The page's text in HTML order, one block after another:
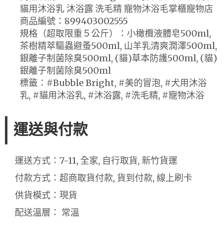
貓用沐浴乳 沐浴露 洗毛精 寵物沐浴毛掌櫃寵物店
商品編號：899403002555
規格（超取限重５公斤）：小橄欖液體皂500ml,
茶樹精萃驅蟲避蚤500ml, 山羊乳清爽潤澤500ml,
銀離子制菌除臭500ml, (貓)草本防護500ml, (貓)
銀離子制菌除臭500ml
標籤：#Bubble Bright, #美的冒泡, #犬用沐浴
乳, #貓用沐浴乳, #沐浴露, #洗毛精, #寵物沐浴
運送與付款
運送方式：7-11, 全家, 自行取貨, 新竹貨運
付款方式：超商取貨付款, 貨到付款, 線上刷卡
供貨模式：現貨
配送溫層： 常溫